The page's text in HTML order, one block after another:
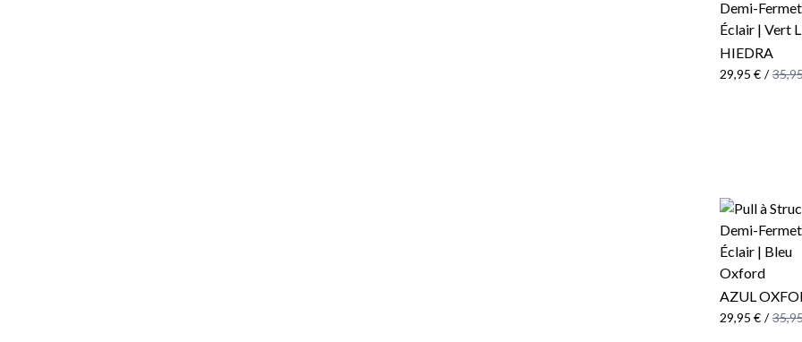
HIEDRA
29,95 € /
AZUL
29,95 € /